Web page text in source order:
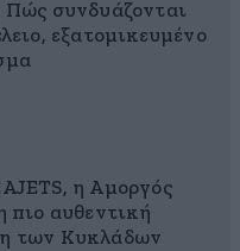
Πώς συνδυάζονται
εξατομικευμένο
η Αμοργός
πιο αυθεντική
των Κυκλάδων